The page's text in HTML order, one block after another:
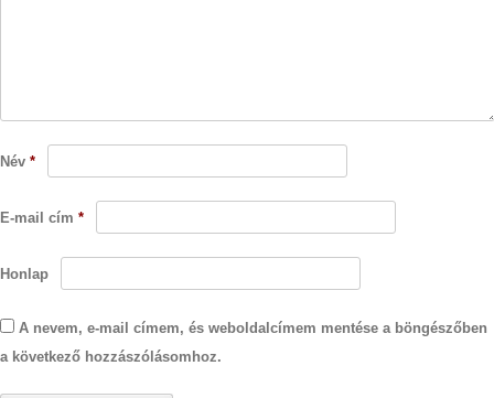
Név *
E-mail cím *
Honlap
A nevem, e-mail címem, és weboldalcímem mentése a böngészőben
a következő hozzászólásomhoz.